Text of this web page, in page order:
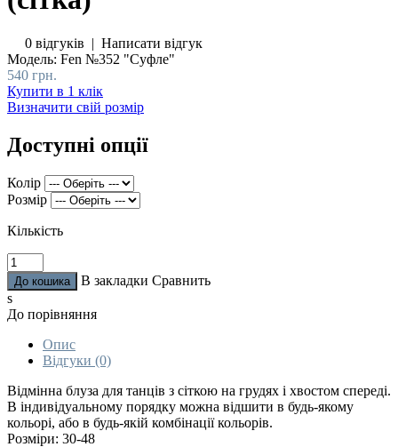
0 відгуків | Написати відгук
Модель: Fen №352 "Суфле"
540 грн.
Купити в 1 клік
Визначити свій розмір
Доступні опції
Колір
Розмір
Кількість
В закладки Сравнить
s
До порівняння
Опис
Відгуки (0)
Відмінна блуза для танців з сіткою на грудях і хвостом спереді.
В індивідуальному порядку можна відшити в будь-якому
кольорі, або в будь-якій комбінації кольорів.
Розміри: 30-48